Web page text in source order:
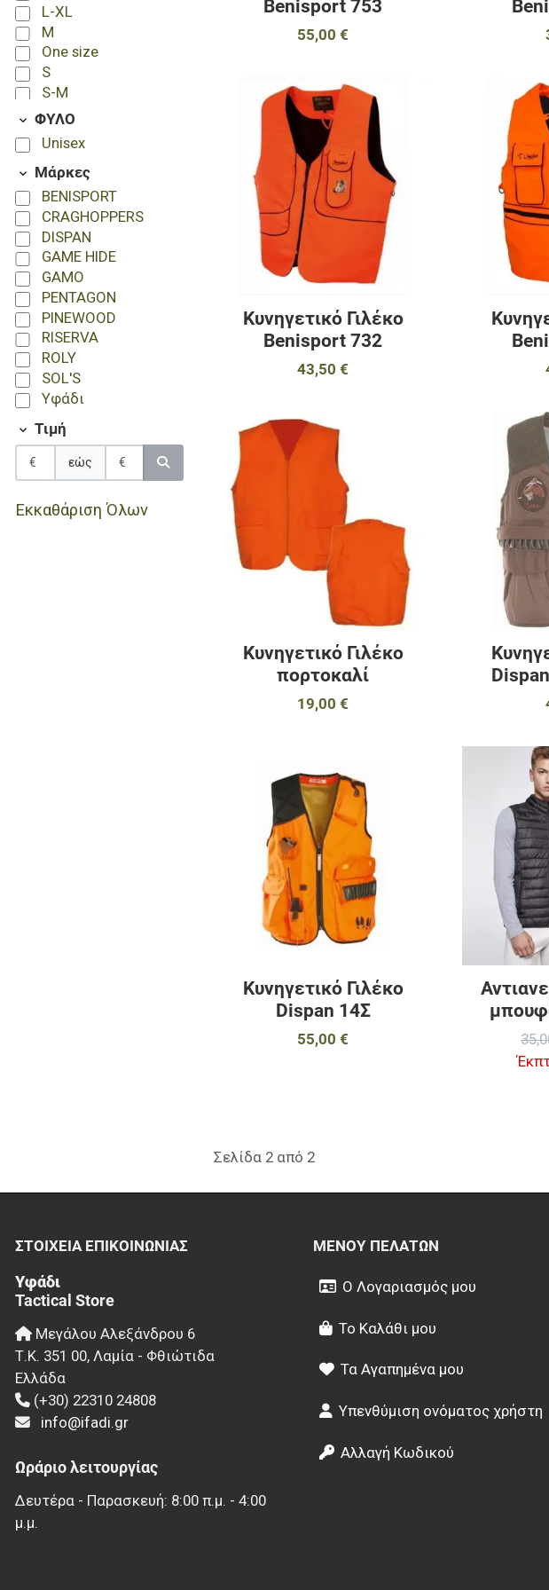
L-XL
M
One size
S
S-M
XL
XXL
ΦΥΛΟ
Unisex
Μάρκες
BENISPORT
CRAGHOPPERS
DISPAN
GAME HIDE
GAMO
PENTAGON
PINEWOOD
RISERVA
ROLY
SOL'S
Υφάδι
Τιμή
εώς
Εκκαθάριση Όλων
Benisport 753
55,00 €
Προσθήκη στα
Προσθήκη για
Γρήγορη ματιά
Κυνηγετικό Γιλέκο
Benisport 732
43,50 €
Προσθήκη στα
Προσθήκη για
Γρήγορη ματιά
Κυνηγετικό Γιλέκο
πορτοκαλί
19,00 €
Προσθήκη στα
Προσθήκη για
Γρήγορη ματιά
Κυνηγετικό Γιλέκο
Dispan 14Σ
55,00 €
Σελίδα 2 από 2
ΣΤΟΙΧΕΊΑ EΠΙΚΟΙΝΩΝΊΑΣ
Υφάδι
Tactical Store
Μεγάλου Αλεξάνδρου 6
Τ.Κ. 351 00, Λαμία - Φθιώτιδα
Ελλάδα
(+30) 22310 24808
info@ifadi.gr
Ωράριο λειτουργίας
Δευτέρα - Παρασκευή: 8:00 π.μ. - 4:00
μ.μ.
ΜΕΝΟΎ ΠΕΛΑΤΏΝ
Ο Λογαριασμός μου
Το Καλάθι μου
Τα Αγαπημένα μου
Υπενθύμιση ονόματος χρήστη
Αλλαγή Κωδικού